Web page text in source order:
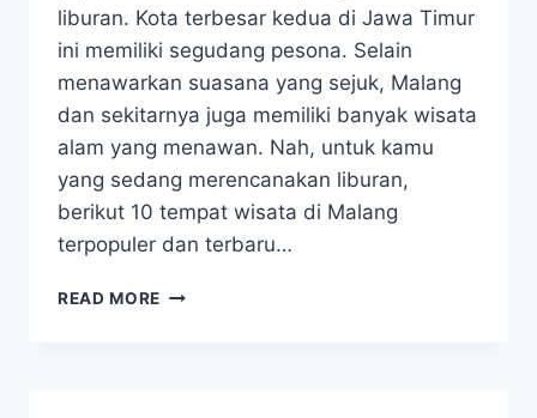
liburan. Kota terbesar kedua di Jawa Timur
ini memiliki segudang pesona. Selain
menawarkan suasana yang sejuk, Malang
dan sekitarnya juga memiliki banyak wisata
alam yang menawan. Nah, untuk kamu
yang sedang merencanakan liburan,
berikut 10 tempat wisata di Malang
terpopuler dan terbaru…
READ MORE 10